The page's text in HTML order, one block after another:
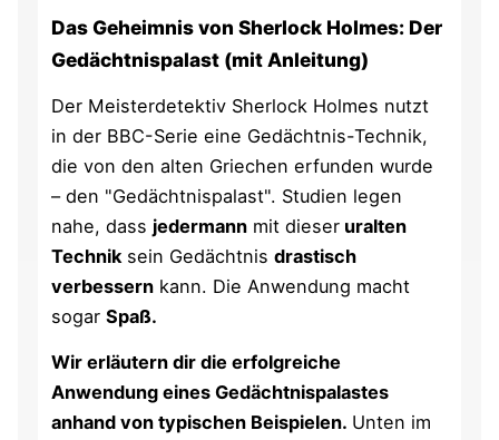
Das Geheimnis von Sherlock Holmes: Der
Gedächtnispalast (mit Anleitung)
Der Meisterdetektiv Sherlock Holmes nutzt
in der BBC-Serie eine Gedächtnis-Technik,
die von den alten Griechen erfunden wurde
– den "Gedächtnispalast". Studien legen
nahe, dass jedermann mit dieser uralten
Techniksein Gedächtnisdrastisch
verbessern kann. Die Anwendung macht
sogarSpaß.
Wir erläutern dir die erfolgreiche
Anwendung eines Gedächtnispalastes
anhand von typischen Beispielen. Unten im